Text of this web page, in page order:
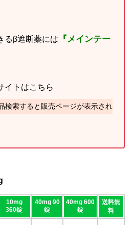
るβ遮断薬には
『メインテー
イトはこちら
検索すると販売ページが表示され
10mg
360錠
40mg 90
錠
40mg 600
錠
送料無
料